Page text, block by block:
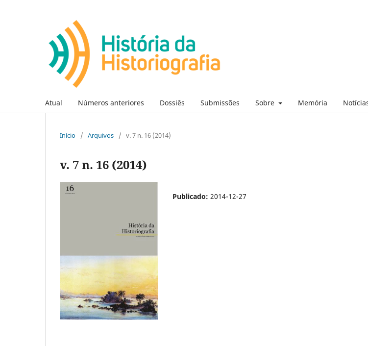
Atual Números anteriores Dossiês Submissões Sobre Memória
Início / Arquivos / v. 7 n. 16 (2014)
v. 7 n. 16 (2014)
Publicado: 2014-12-27